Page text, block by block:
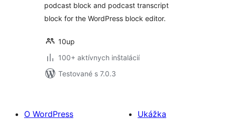
podcast block and podcast transcript
block for the WordPress block editor.
10up
100+ aktívnych inštalácií
Testované s 7.0.3
O WordPress
Ukážka